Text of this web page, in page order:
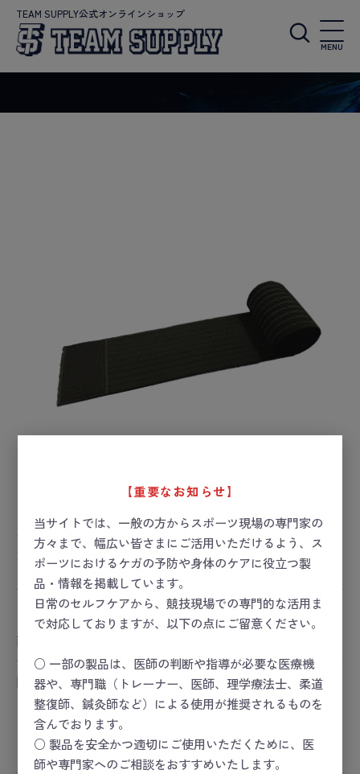
TEAM SUPPLY公式オンラインショップ
MENU
【重要なお知らせ】
当サイトでは、一般の方からスポーツ現場の専門家の
方々まで、幅広い皆さまにご活用いただけるよう、ス
ポーツにおけるケガの予防や身体のケアに役立つ製
品・情報を掲載しています。
日常のセルフケアから、競技現場での専門的な活用ま
で対応しておりますが、以下の点にご留意ください。
○ 一部の製品は、医師の判断や指導が必要な医療機
器や、専門職（トレーナー、医師、理学療法士、柔道
整復師、鍼灸師など）による使用が推奨されるものを
含んでおります。
○ 製品を安全かつ適切にご使用いただくために、医
師や専門家へのご相談をおすすめいたします。
かんたんバンデージNE-711
お届け目安：1週間以内
ー 価格は会員のみ閲覧いただけます ー
商品コード：
関連カテゴリ
スポーツセーフティー
スポーツセーフティー
スポーツセーフティーキット
スポーツセーフティー ＞
スポーツセーフティーキット
固定